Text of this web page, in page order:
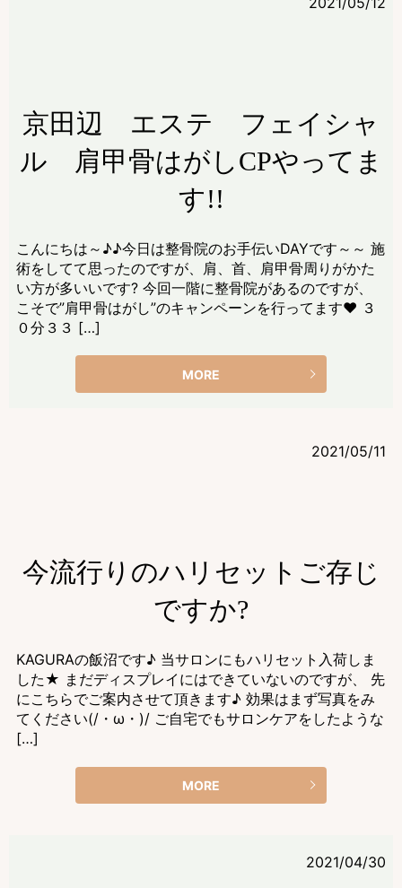
京田辺 エステ フェイシャ
ル 肩甲骨はがしCPやってま
す!!
こんにちは～♪♪今日は整骨院のお手伝いDAYです～～ 施
術をしてて思ったのですが、肩、首、肩甲骨周りがかた
い方が多いいです? 今回一階に整骨院があるのですが、
こそで”肩甲骨はがし”のキャンペーンを行ってます♥ ３
０分３３ […]
MORE
2021/05/11
今流行りのハリセットご存じ
ですか?
KAGURAの飯沼です♪ 当サロンにもハリセット入荷しま
した★ まだディスプレイにはできていないのですが、 先
にこちらでご案内させて頂きます♪ 効果はまず写真をみ
てください(/・ω・)/ ご自宅でもサロンケアをしたような
[…]
MORE
2021/04/30